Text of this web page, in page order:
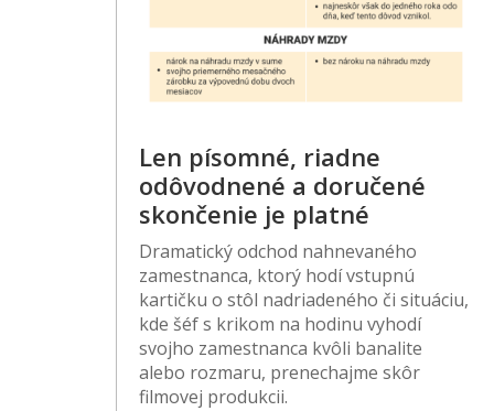
Len písomné, riadne
odôvodnené a doručené
skončenie je platné
Dramatický odchod nahnevaného
zamestnanca, ktorý hodí vstupnú
kartičku o stôl nadriadeného či situáciu,
kde šéf s krikom na hodinu vyhodí
svojho zamestnanca kvôli banalite
alebo rozmaru, prenechajme skôr
filmovej produkcii.